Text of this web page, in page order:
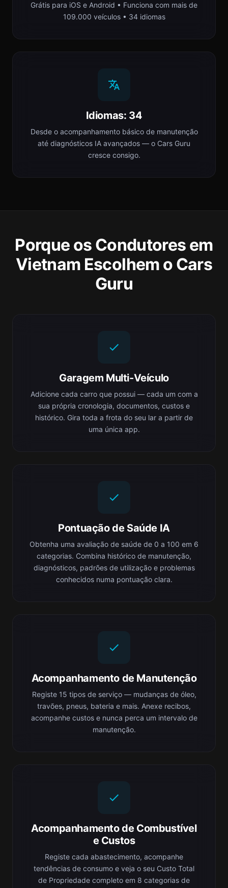
Grátis para iOS e Android • Funciona com mais de
109.000 veículos • 34 idiomas
Idiomas: 34
Desde o acompanhamento básico de manutenção
até diagnósticos IA avançados — o Cars Guru
cresce consigo.
Porque os Condutores em
Vietnam Escolhem o Cars
Guru
Garagem Multi-Veículo
Adicione cada carro que possui — cada um com a
sua própria cronologia, documentos, custos e
histórico. Gira toda a frota do seu lar a partir de
uma única app.
Pontuação de Saúde IA
Obtenha uma avaliação de saúde de 0 a 100 em 6
categorias. Combina histórico de manutenção,
diagnósticos, padrões de utilização e problemas
conhecidos numa pontuação clara.
Acompanhamento de Manutenção
Registe 15 tipos de serviço — mudanças de óleo,
travões, pneus, bateria e mais. Anexe recibos,
acompanhe custos e nunca perca um intervalo de
manutenção.
Acompanhamento de Combustível
e Custos
Registe cada abastecimento, acompanhe
tendências de consumo e veja o seu Custo Total
de Propriedade completo em 8 categorias de